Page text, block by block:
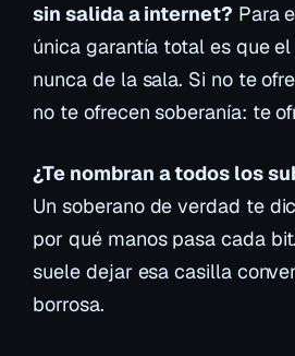
sin salida a internet? Para
única garantía total es que
nunca de la sala. Si no te
no te ofrecen soberanía: te
¿Te nombran a todos los
Un soberano de verdad te
por qué manos pasa cada
suele dejar esa casilla
borrosa.